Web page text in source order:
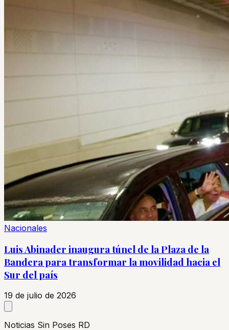
Nacionales
Luis Abinader inaugura túnel de la Plaza de la
Bandera para transformar la movilidad hacia el
Sur del país
19 de julio de 2026
Noticias Sin Poses RD